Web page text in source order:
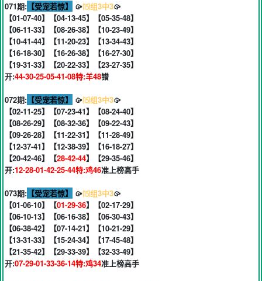
071期: 【受宠若惊】 🥠⒂组3中3🥠
【01-07-40】【04-13-45】【05-35-48】
【06-11-33】【08-26-38】【10-23-49】
【10-41-44】【11-20-23】【13-34-43】
【16-18-30】【16-26-38】【16-27-30】
【19-31-33】【20-22-33】【23-27-35】
开:44-30-25-05-41-08特:羊48错
072期: 【受宠若惊】 🥠⒂组3中3🥠
【02-11-25】【07-23-41】【08-24-40】
【08-26-29】【08-32-36】【09-22-43】
【09-26-28】【11-22-31】【11-28-49】
【12-37-41】【12-38-39】【16-18-27】
【20-42-46】【28-42-44】【29-35-46】
开:12-28-01-42-25-44特:鸡46准上榜高手
073期: 【受宠若惊】 🥠⒂组3中3🥠
【01-06-10】【01-29-36】【02-17-29】
【06-10-13】【06-16-38】【06-30-43】
【06-38-42】【07-14-21】【10-21-29】
【13-31-33】【15-24-34】【17-45-48】
【21-35-42】【29-33-39】【32-33-49】
开:07-29-01-33-36-14特:鸡34准上榜高手